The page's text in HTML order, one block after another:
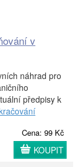
v
náhrad pro
předpisy k
Cena: 99 Kč
KOUPIT